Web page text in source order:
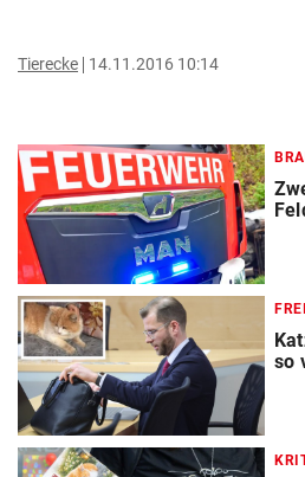
Tierecke 14.11.2016 10:14
so